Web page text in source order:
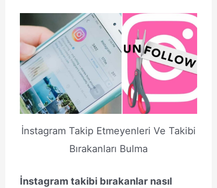
İnstagram Takip Etmeyenleri Ve Takibi
Bırakanları Bulma
İnstagram takibi bırakanlar nasıl